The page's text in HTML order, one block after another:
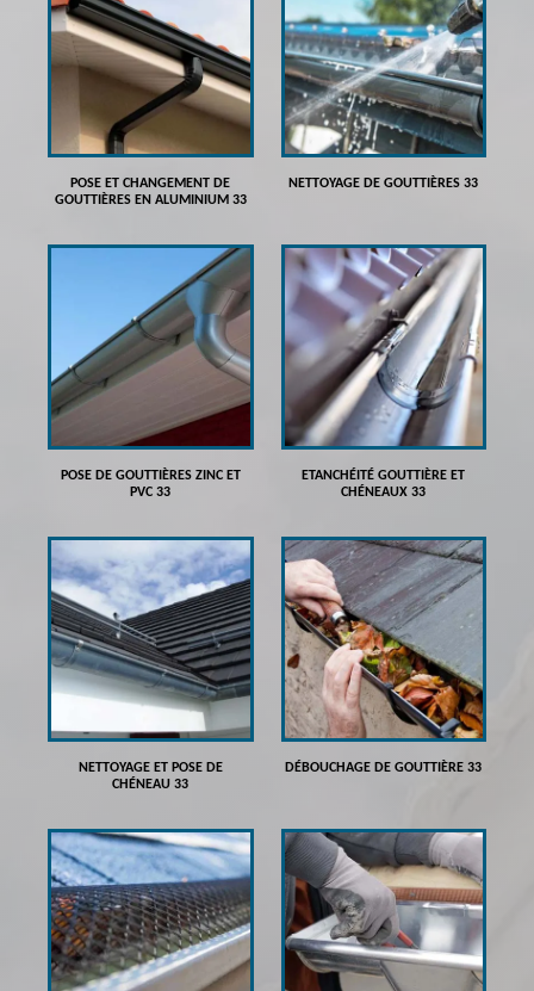
POSE ET CHANGEMENT DE
GOUTTIÈRES EN ALUMINIUM 33
NETTOYAGE DE GOUTTIÈRES 33
POSE DE GOUTTIÈRES ZINC ET
PVC 33
ETANCHÉITÉ GOUTTIÈRE ET
CHÉNEAUX 33
NETTOYAGE ET POSE DE
CHÉNEAU 33
DÉBOUCHAGE DE GOUTTIÈRE 33